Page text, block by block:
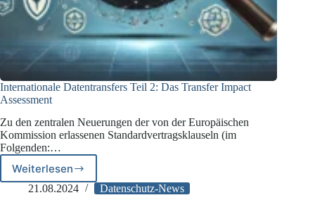
Internationale Datentransfers Teil 2: Das Transfer Impact
Assessment
Zu den zentralen Neuerungen der von der Europäischen
Kommission erlassenen Standardvertragsklauseln (im
Folgenden:…
WeiterlesenInternationale
Datentransfers
21.08.2024 Datenschutz-News